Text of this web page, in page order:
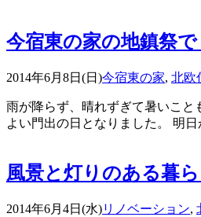
今宿東の家の地鎮祭で
2014年6月8日(日)今宿東の家, 北欧
雨が降らず、晴れずぎて暑いこと
よい門出の日となりました。 明
風景と灯りのある暮
2014年6月4日(水)リノベーション,